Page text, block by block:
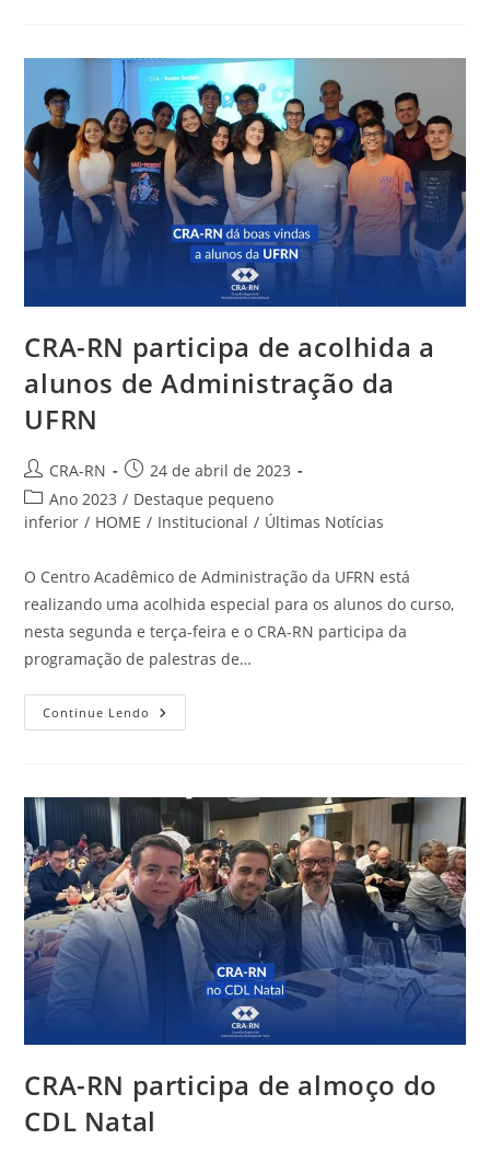
Alunos
De
Administração
Da
UFRN
CRA-RN participa de acolhida a
alunos de Administração da
UFRN
Autor
do
post:
CRA-RN
Post
publicado:
24 de abril de 2023
Categoria
do
Ano 2023 / Destaque pequeno
inferior / HOME / Institucional / Últimas Notícias
O Centro Acadêmico de Administração da UFRN está
realizando uma acolhida especial para os alunos do curso,
nesta segunda e terça-feira e o CRA-RN participa da
programação de palestras de…
Continue Lendo CRA-
RN
Alunos
De
Administração
Da
UFRN
CRA-RN participa de almoço do
CDL Natal